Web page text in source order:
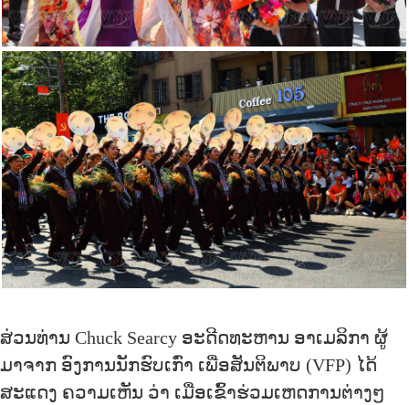
ສ່ວນທ່ານ Chuck Searcy ອະດີດທະຫານ ອາເມລິກາ ຜູ້
ມາຈາກ ອົງການນັກຮົບເກົ່າ ເພື່ອສັນຕິພາບ (VFP) ໄດ້
ສະແດງ ຄວາມເຫັນ ວ່າ ເມື່ອເຂົ້າຮ່ວມເຫດການຕ່າງໆ